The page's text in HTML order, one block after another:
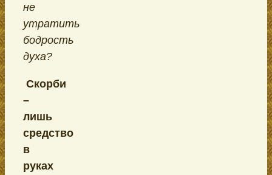
не
утратить
бодрость
духа?
Скорби
–
лишь
средство
в
руках